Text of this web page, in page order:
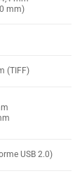
mm)
(TIFF)
USB 2.0)